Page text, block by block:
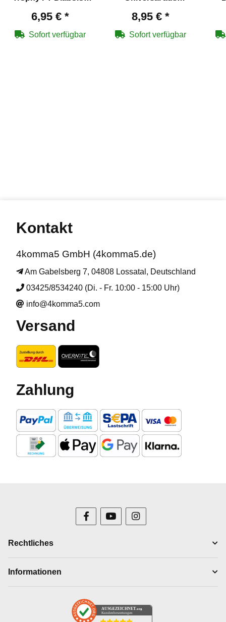
6,95 € *
Sofort verfügbar
8,95 € *
Sofort verfügbar
Kontakt
4komma5 GmbH (4komma5.de)
Am Gabelsberg 7, 04808 Lossatal, Deutschland
03425/8534240 (Di. - Fr. 10:00 - 15:00 Uhr)
info@4komma5.com
Versand
Zahlung
Rechtliches
Informationen
AUSGEZEICHNET .org
Kundenbewertungen